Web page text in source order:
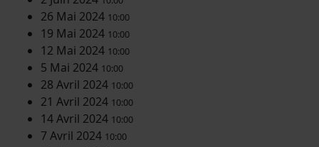
26 Mai 2024 10:00
19 Mai 2024 10:00
12 Mai 2024 10:00
5 Mai 2024 10:00
28 Avril 2024 10:00
21 Avril 2024 10:00
14 Avril 2024 10:00
7 Avril 2024 10:00